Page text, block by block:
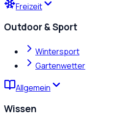
Freizeit
Outdoor & Sport
Wintersport
Gartenwetter
Allgemein
Wissen